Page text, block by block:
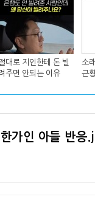
대로 지인한테 돈 빌
주면 안되는 이유
소
근
가인 아들 반응